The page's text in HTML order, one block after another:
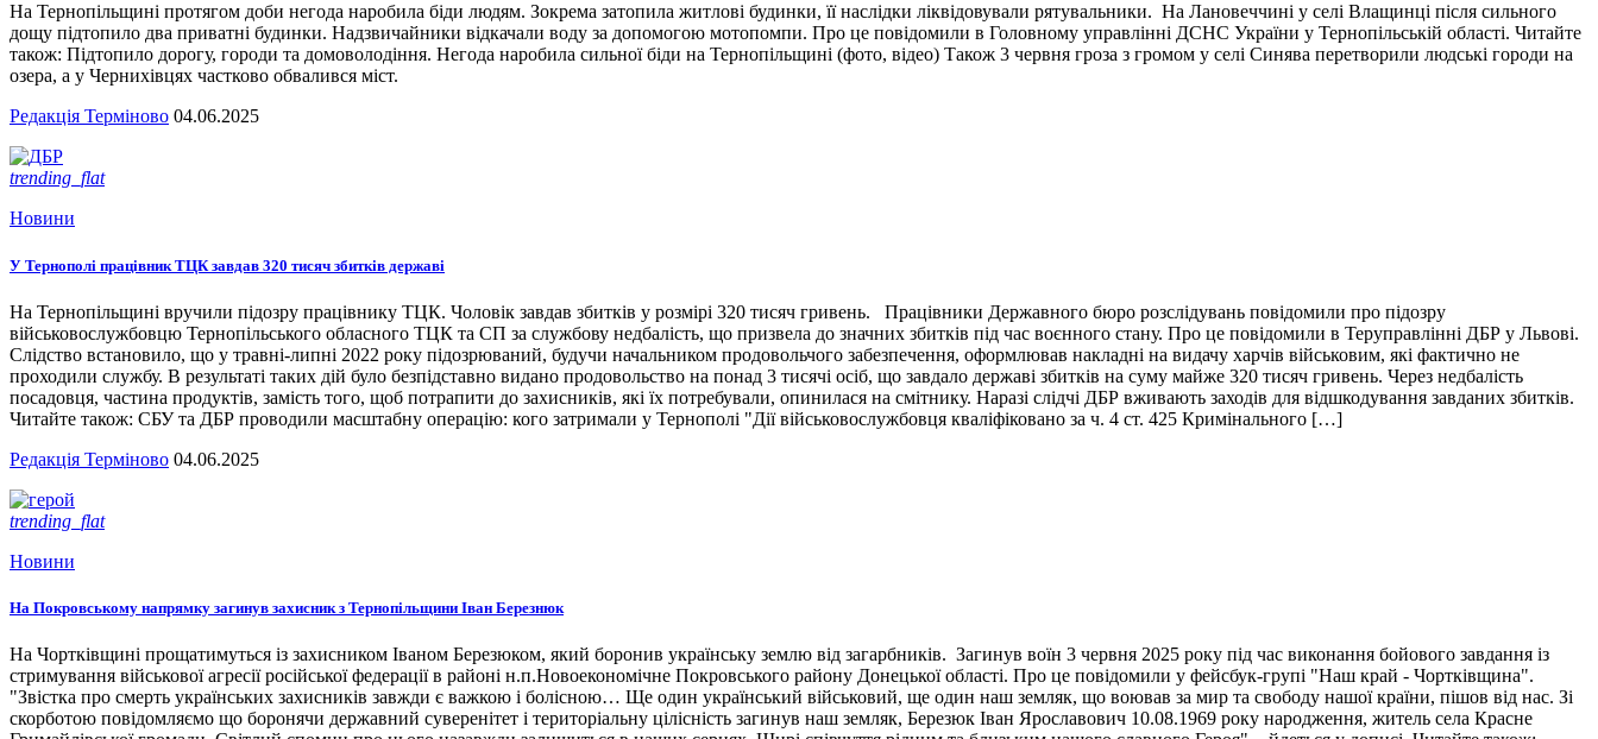
На Тернопільщині протягом доби негода наробила біди людям. Зокрема затопила житлові будинки, її наслідки ліквідовували рятувальники. На Лановеччині у селі Влащинці після сильного
дощу підтопило два приватні будинки. Надзвичайники відкачали воду за допомогою мотопомпи. Про це повідомили в Головному управлінні ДСНС України у Тернопільській області. Читайте
також: Підтопило дорогу, городи та домоволодіння. Негода наробила сильної біди на Тернопільщині (фото, відео) Також 3 червня гроза з громом у селі Синява перетворили людські городи на
озера, а у Чернихівцях частково обвалився міст.
Редакція Терміново 04.06.2025
trending_flat
Новини
У Тернополі працівник ТЦК завдав 320 тисяч збитків державі
На Тернопільщині вручили підозру працівнику ТЦК. Чоловік завдав збитків у розмірі 320 тисяч гривень. Працівники Державного бюро розслідувань повідомили про підозру
військовослужбовцю Тернопільського обласного ТЦК та СП за службову недбалість, що призвела до значних збитків під час воєнного стану. Про це повідомили в Теруправлінні ДБР у Львові.
Слідство встановило, що у травні-липні 2022 року підозрюваний, будучи начальником продовольчого забезпечення, оформлював накладні на видачу харчів військовим, які фактично не
проходили службу. В результаті таких дій було безпідставно видано продовольство на понад 3 тисячі осіб, що завдало державі збитків на суму майже 320 тисяч гривень. Через недбалість
посадовця, частина продуктів, замість того, щоб потрапити до захисників, які їх потребували, опинилася на смітнику. Наразі слідчі ДБР вживають заходів для відшкодування завданих збитків.
Читайте також: СБУ та ДБР проводили масштабну операцію: кого затримали у Тернополі "Дії військовослужбовця кваліфіковано за ч. 4 ст. 425 Кримінального […]
Редакція Терміново 04.06.2025
trending_flat
Новини
На Покровському напрямку загинув захисник з Тернопільщини Іван Березнюк
На Чортківщині прощатимуться із захисником Іваном Березюком, який боронив українську землю від загарбників. Загинув воїн 3 червня 2025 року під час виконання бойового завдання із
стримування військової агресії російської федерації в районі н.п.Новоекономічне Покровського району Донецької області. Про це повідомили у фейсбук-групі "Наш край - Чортківщина".
"Звістка про смерть українських захисників завжди є важкою і болісною… Ще один український військовий, ще один наш земляк, що воював за мир та свободу нашої країни, пішов від нас. Зі
скорботою повідомляємо що боронячи державний суверенітет і територіальну цілісність загинув наш земляк, Березюк Іван Ярославович 10.08.1969 року народження, житель села Красне